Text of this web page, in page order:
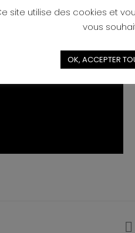
site utilise des cookies et
vous
OK, ACCEPTER